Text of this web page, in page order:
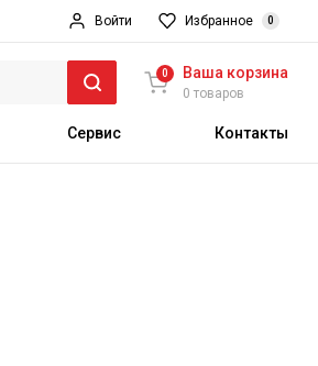
Войти Избранное 0
0 Ваша корзина
0 товаров
Сервис Контакты